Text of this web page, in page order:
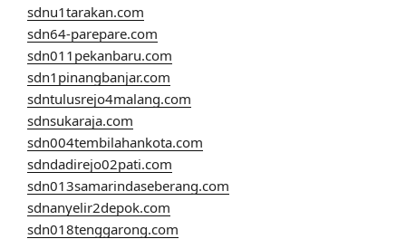
sdnu1tarakan.com
sdn64-parepare.com
sdn011pekanbaru.com
sdn1pinangbanjar.com
sdntulusrejo4malang.com
sdnsukaraja.com
sdn004tembilahankota.com
sdndadirejo02pati.com
sdn013samarindaseberang.com
sdnanyelir2depok.com
sdn018tenggarong.com